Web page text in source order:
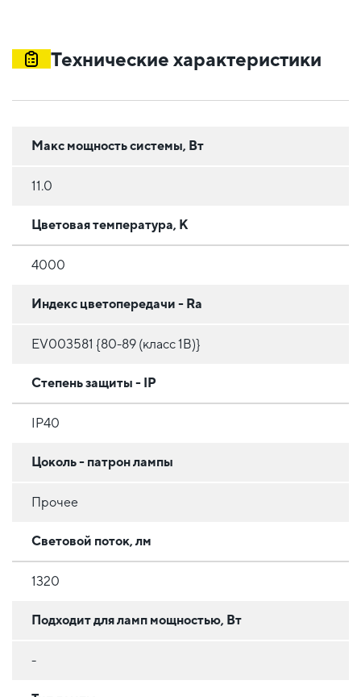
Технические характеристики
Макс мощность системы, Вт
11.0
Цветовая температура, К
4000
Индекс цветопередачи - Ra
EV003581 {80-89 (класс 1B)}
Степень защиты - IP
IP40
Цоколь - патрон лампы
Прочее
Световой поток, лм
1320
Подходит для ламп мощностью, Вт
-